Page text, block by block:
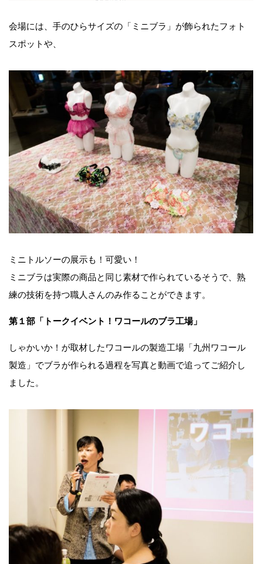
会場には、手のひらサイズの「ミニブラ」が飾られたフォト
スポットや、
ミニトルソーの展示も！可愛い！
ミニブラは実際の商品と同じ素材で作られているそうで、熟
練の技術を持つ職人さんのみ作ることができます。
第１部「トークイベント！ワコールのブラ工場」
しゃかいか！が取材したワコールの製造工場「九州ワコール
製造」でブラが作られる過程を写真と動画で追ってご紹介し
ました。